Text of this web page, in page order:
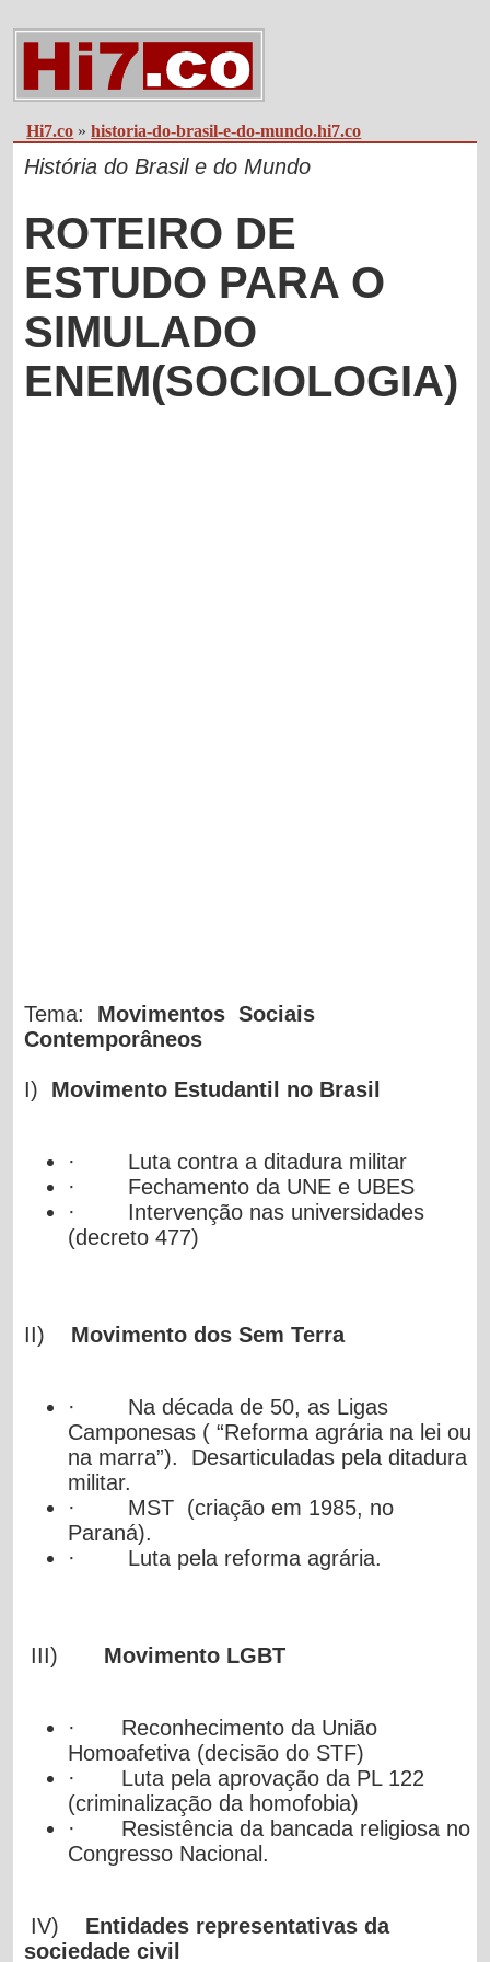
Hi7.co »historia-do-brasil-e-do-mundo.hi7.co
História do Brasil e do Mundo
ROTEIRO DE
ESTUDO PARA O
SIMULADO
ENEM(SOCIOLOGIA)
Tema: Movimentos Sociais
Contemporâneos
I) Movimento Estudantil no Brasil
·
Luta contra a ditadura militar
·
Fechamento da UNE e UBES
·
Intervenção nas universidades
(decreto 477)
II) Movimento dos Sem Terra
·
Na década de 50, as Ligas
Camponesas ( “Reforma agrária na lei ou
na marra”). Desarticuladas pela ditadura
militar.
·
MST (criação em 1985, no
Paraná).
·
Luta pela reforma agrária.
III) Movimento LGBT
·
Reconhecimento da União
Homoafetiva (decisão do STF)
·
Luta pela aprovação da PL 122
(criminalização da homofobia)
·
Resistência da bancada religiosa no
Congresso Nacional.
IV)
Entidades representativas da
sociedade civil